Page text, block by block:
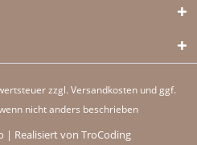
zzgl. Versandkosten und ggf.
nicht anders beschrieben
| Realisiert von TroCoding